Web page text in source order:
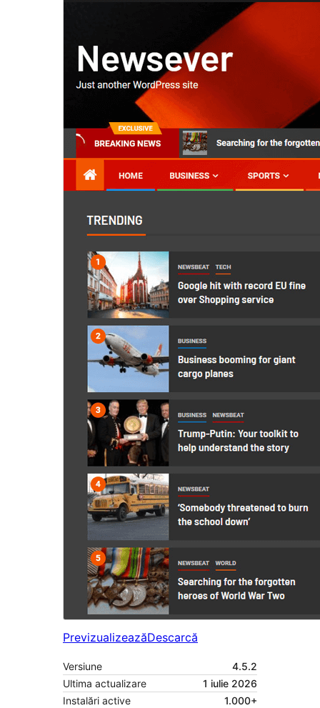
PrevizualizeazăDescarcă
Versiune
4.5.2
Ultima actualizare
1 iulie 2026
Instalări active
1.000+